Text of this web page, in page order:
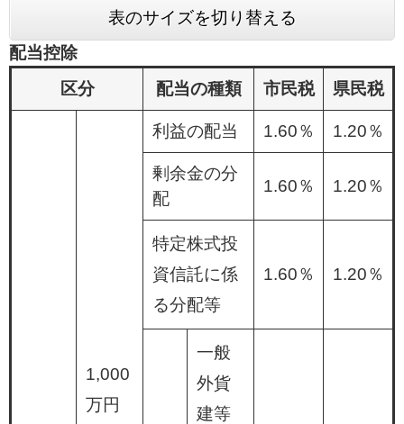
表のサイズを切り替える
配当控除
区分
配当の種類 市民税 県民税
1,000
万円
利益の配当 1.60％ 1.20％
剰余金の分
配
1.60％ 1.20％
特定株式投
資信託に係
る分配等
1.60％ 1.20％
一般
外貨
建等